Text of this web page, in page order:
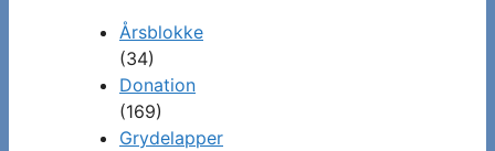
Årsblokke
(34)
Donation
(169)
Grydelapper